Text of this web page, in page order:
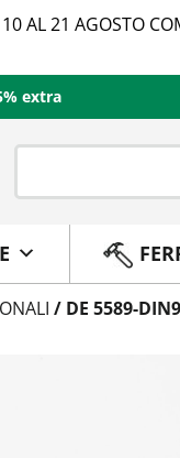
AL 21 AGOSTO
extra
/ DE 5589-